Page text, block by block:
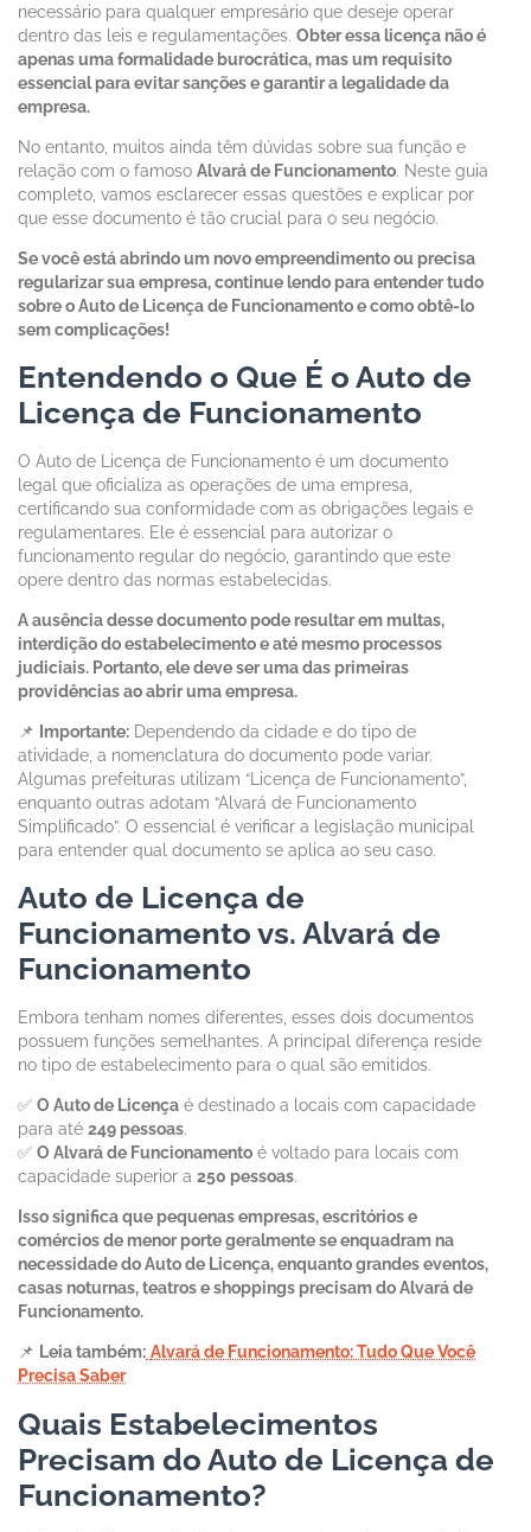
necessário para qualquer empresário que deseje operar
dentro das leis e regulamentações. Obter essa licença não é
apenas uma formalidade burocrática, mas um requisito
essencial para evitar sanções e garantir a legalidade da
empresa.
No entanto, muitos ainda têm dúvidas sobre sua função e
relação com o famoso Alvará de Funcionamento. Neste guia
completo, vamos esclarecer essas questões e explicar por
que esse documento é tão crucial para o seu negócio.
Se você está abrindo um novo empreendimento ou precisa
regularizar sua empresa, continue lendo para entender tudo
sobre o Auto de Licença de Funcionamento e como obtê-lo
sem complicações!
Entendendo o Que É o Auto de
Licença de Funcionamento
O Auto de Licença de Funcionamento é um documento
legal que oficializa as operações de uma empresa,
certificando sua conformidade com as obrigações legais e
regulamentares. Ele é essencial para autorizar o
funcionamento regular do negócio, garantindo que este
opere dentro das normas estabelecidas.
A ausência desse documento pode resultar em multas,
interdição do estabelecimento e até mesmo processos
judiciais. Portanto, ele deve ser uma das primeiras
providências ao abrir uma empresa.
📌 Importante: Dependendo da cidade e do tipo de
atividade, a nomenclatura do documento pode variar.
Algumas prefeituras utilizam “Licença de Funcionamento”,
enquanto outras adotam “Alvará de Funcionamento
Simplificado”. O essencial é verificar a legislação municipal
para entender qual documento se aplica ao seu caso.
Auto de Licença de
Funcionamento vs. Alvará de
Funcionamento
Embora tenham nomes diferentes, esses dois documentos
possuem funções semelhantes. A principal diferença reside
no tipo de estabelecimento para o qual são emitidos.
✅ O Auto de Licença é destinado a locais com capacidade
para até 249 pessoas.
✅ O Alvará de Funcionamento é voltado para locais com
capacidade superior a 250 pessoas.
Isso significa que pequenas empresas, escritórios e
comércios de menor porte geralmente se enquadram na
necessidade do Auto de Licença, enquanto grandes eventos,
casas noturnas, teatros e shoppings precisam do Alvará de
Funcionamento.
📌 Leia também: Alvará de Funcionamento: Tudo Que Você
Precisa Saber
Quais Estabelecimentos
Precisam do Auto de Licença de
Funcionamento?